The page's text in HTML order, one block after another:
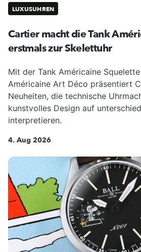
LUXUSUHREN
Cartier macht die Tank
erstmals zur Skelettuhr
Mit der Tank Américaine
Américaine Art Déco präsentiert
Neuheiten, die technische
kunstvolles Design auf
interpretieren.
4. Aug 2026